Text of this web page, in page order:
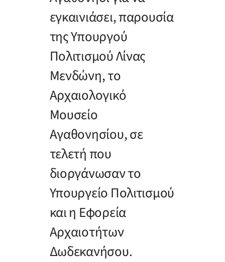
εγκαινιάσει, παρουσία
της Υπουργού
Πολιτισμού Λίνας
Μενδώνη, το
Αρχαιολογικό
Μουσείο
Αγαθονησίου, σε
τελετή που
διοργάνωσαν το
Υπουργείο Πολιτισμού
και η Εφορεία
Αρχαιοτήτων
Δωδεκανήσου.